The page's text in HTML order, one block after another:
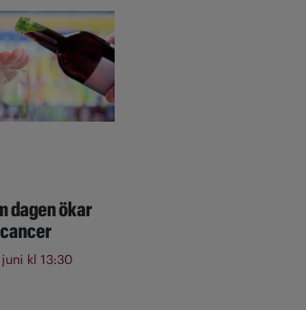
dagen ökar
kl 13:30